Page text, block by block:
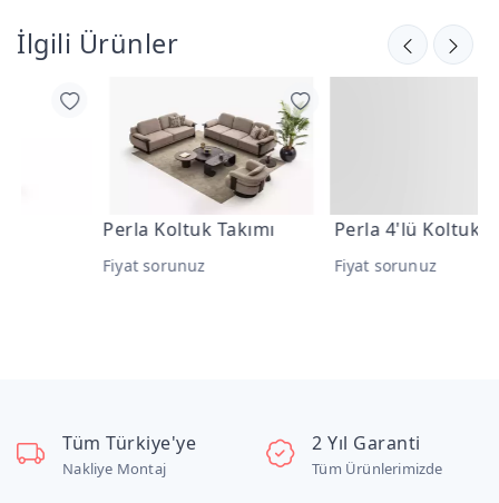
İlgili Ürünler
Perla Koltuk Takımı
Fiyat sorunuz
Perla 4'lü Koltuk
Fiyat sorunuz
Tüm Türkiye'ye
Nakliye Montaj
2 Yıl Garanti
Tüm Ürünlerimizde